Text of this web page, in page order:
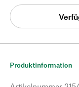
Produktinformation